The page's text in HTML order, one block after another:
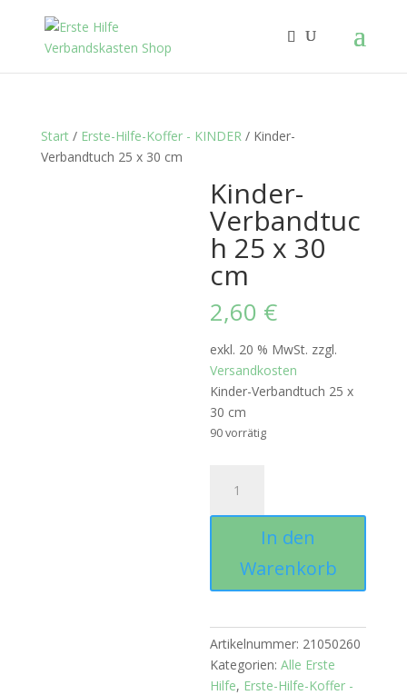
Start/ Erste-Hilfe-Koffer - KINDER/ Kinder-
Verbandtuch 25 x 30 cm
Kinder-
Verbandtuc
h 25 x 30
cm
2,60 €
exkl. 20 % MwSt. zzgl.
Versandkosten
Kinder-Verbandtuch 25 x
30 cm
90 vorrätig
Verbandtuch
25
In den
Warenkorb
Artikelnummer: 21050260
Kategorien:Alle Erste
Hilfe, Erste-Hilfe-Koffer -